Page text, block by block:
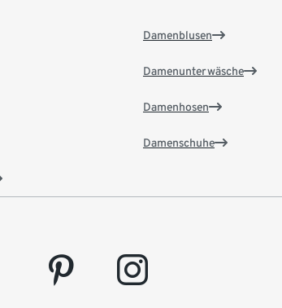
Damenblusen
Damenunterwäsche
Damenhosen
Damenschuhe
pinterest instagram